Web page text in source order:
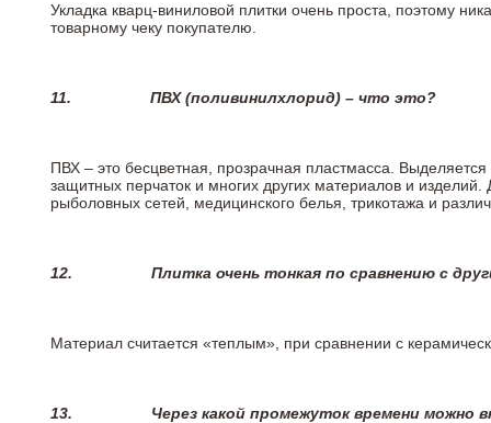
Укладка кварц-виниловой плитки очень проста, поэтому
товарному чеку покупателю.
11. ПВХ (поливинилхлорид) – что это?
ПВХ – это бесцветная, прозрачная пластмасса.
защитных перчаток и многих других материалов и
рыболовных сетей, медицинского белья, трикотажа и
12. Плитка очень тонкая по сравнению с
Материал считается «теплым», при сравнении с
13. Через какой промежуток времени можно